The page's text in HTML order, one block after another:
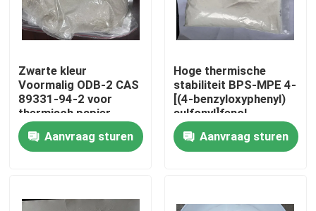
Huis
Zwarte kleur
Voormalig ODB-2 CAS
89331-94-2 voor
thermisch papier
chemische stoffen en
opnamemateriaal
Aanvraag sturen
Hoge thermische
stabiliteit BPS-MPE 4-
[(4-benzyloxyphenyl)
sulfonyl]fenol
Kleurontwikkelaar
vertoont uitstekende
hittebestandheid
Aanvraag sturen